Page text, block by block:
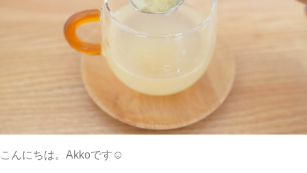
こんにちは。Akkoです☺︎